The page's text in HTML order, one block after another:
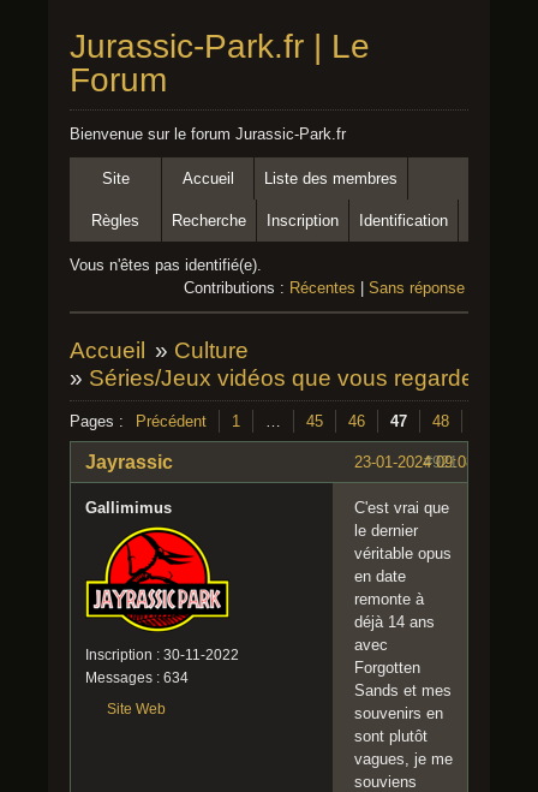
Jurassic-Park.fr | Le
Forum
Bienvenue sur le forum Jurassic-Park.fr
Site Accueil Liste des membres
Règles Recherche Inscription Identification
Vous n'êtes pas identifié(e).
Contributions : Récentes Sans réponse
Accueil » Culture
» Séries/Jeux vidéos que vous regardez/
Pages : Précédent 1 … 45 46 47 48
#921
23-01-2024 09:08:48
Jayrassic
Gallimimus
Inscription : 30-11-2022
Messages : 634
Site Web
C'est vrai que
le dernier
véritable opus
en date
remonte à
déjà 14 ans
avec
Forgotten
Sands et mes
souvenirs en
sont plutôt
vagues, je me
souviens